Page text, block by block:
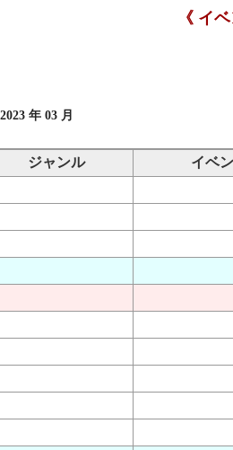
《 イ
2023 年 03 月
ジャンル
イベ